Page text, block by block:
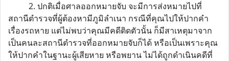
2. ปกติเมื่อศาลออกหมายจับ จะมีการส่งหมายไปที่
สถานีตำรวจที่ผู้ต้องหามีภูมิลำเนา กรณีที่คุณไปให้ปากคำ
เรื่องรถหาย แต่ไม่พบว่าคุณมีคดีติดตัวนั้น ก็มีสาเหตุมาจาก
เป็นคนละสถานีตำรวจที่ออกหมายจับก็ได้ หรือเป็นเพราะคุณ
ให้ปากคำในฐานะผู้เสียหาย หรือพยาน ไม่ได้ถูกดำเนินคดีที่